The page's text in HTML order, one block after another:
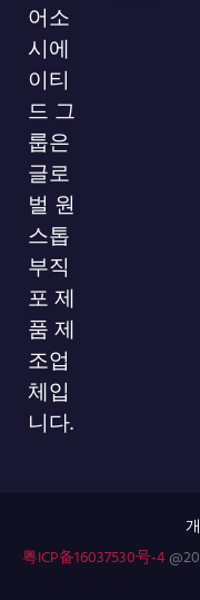
어소
시에
이티
드 그
룹은
글로
벌 원
스톱
부직
포 제
품 제
조업
체입
니다.
粤ICP备16037530号-4